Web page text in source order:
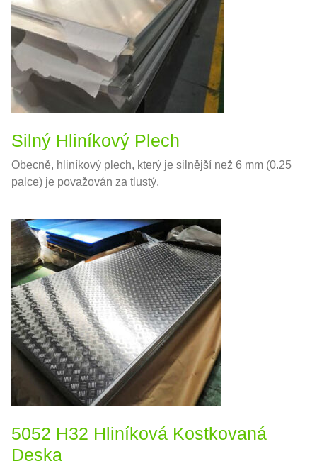
Silný Hliníkový Plech
Obecně, hliníkový plech, který je silnější než 6 mm (0.25
palce) je považován za tlustý.
5052 H32 Hliníková Kostkovaná
Deska